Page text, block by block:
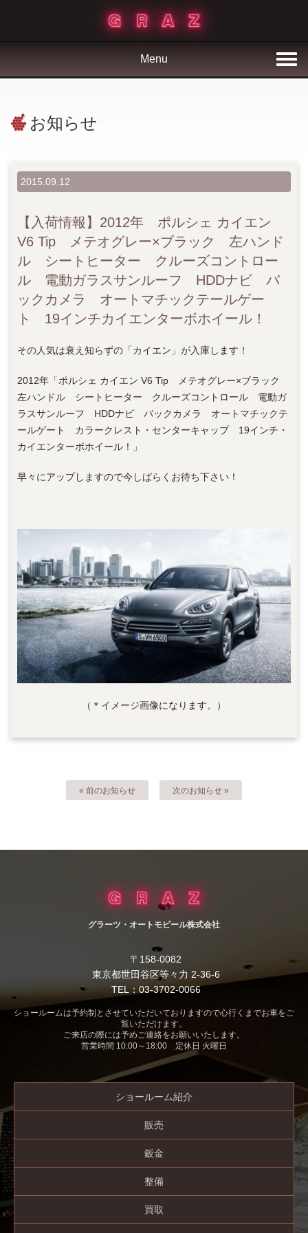
Menu
お知らせ
2015.09.12
【入荷情報】2012年 ポルシェ カイエン
V6 Tip メテオグレー×ブラック 左ハンド
ル シートヒーター クルーズコントロー
ル 電動ガラスサンルーフ HDDナビ バ
ックカメラ オートマチックテールゲー
ト 19インチカイエンターボホイール！
その人気は衰え知らずの「カイエン」が入庫します！
2012年「ポルシェ カイエン V6 Tip メテオグレー×ブラック
左ハンドル シートヒーター クルーズコントロール 電動ガ
ラスサンルーフ HDDナビ バックカメラ オートマチックテ
ールゲート カラークレスト・センターキャップ 19インチ・
カイエンターボホイール！」
早々にアップしますので今しばらくお待ち下さい！
（＊イメージ画像になります。）
« 前のお知らせ 次のお知らせ »
グラーツ・オートモビール株式会社
〒158-0082
東京都世田谷区等々力 2-36-6
TEL：03-3702-0066
ショールームは予約制とさせていただいておりますので心行くまでお車をご
覧いただけます。
ご来店の際には予めご連絡をお願いいたします。
営業時間 10:00～18:00 定休日 火曜日
ショールーム紹介
販売
鈑金
整備
買取